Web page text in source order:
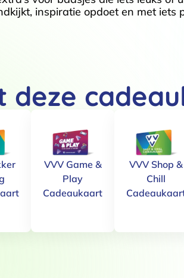
inspiratie opdoet en met
deze
VVV Game &
Play
Cadeaukaart
VVV Shop &
Chill